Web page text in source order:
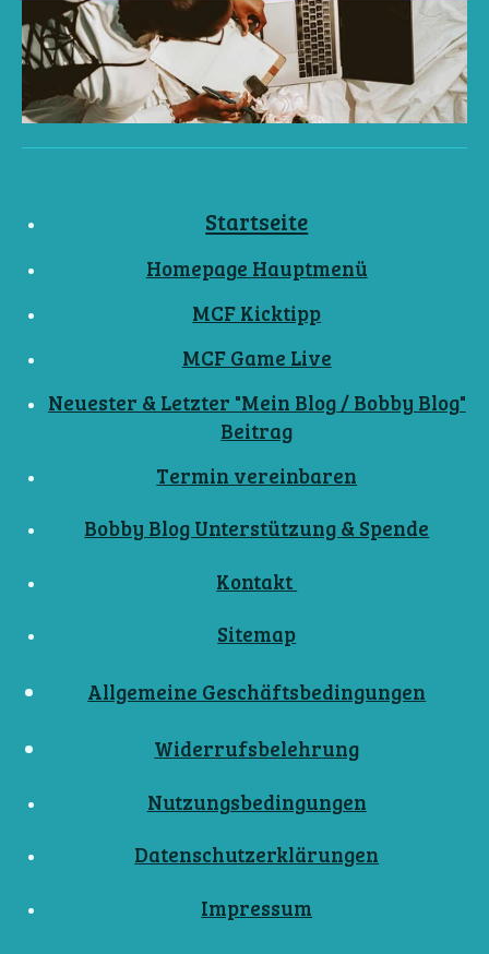
Startseite
Homepage Hauptmenü
MCF Kicktipp
MCF Game Live
Neuester & Letzter "Mein Blog / Bobby Blog"
Beitrag
Termin vereinbaren
Bobby Blog Unterstützung & Spende
Kontakt
Sitemap
Allgemeine Geschäftsbedingungen
Widerrufsbelehrung
Nutzungsbedingungen
Datenschutzerklärungen
Impressum